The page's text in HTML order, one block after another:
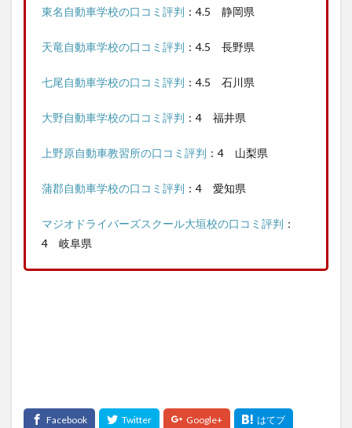
東名自動車学校の口コミ評判 ：4.5 静岡県
天竜自動車学校の口コミ評判 ：4.5 長野県
七尾自動車学校の口コミ評判 ：4.5 石川県
大野自動車学校の口コミ評判 ：4 福井県
上野原自動車教習所の口コミ評判 ：4 山梨県
蒲郡自動車学校の口コミ評判 ：4 愛知県
マジオドライバーズスクール大垣校の口コミ評判 ：
4 岐阜県